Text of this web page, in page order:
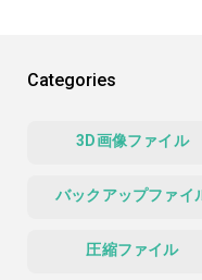
Categories
3D画像ファイル
バックアップファイ
圧縮ファイル